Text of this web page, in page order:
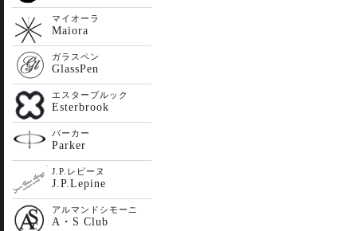
マイオーラ
Maiora
ガラスペン
GlassPen
エスターブルック
Esterbrook
パーカー
Parker
J.P.レピーヌ
J.P.Lepine
アルマンドシモーニ
A・S Club